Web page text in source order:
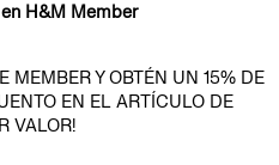
H&M Member
MEMBER Y OBTÉN UN 15% DE
EN EL ARTÍCULO DE
VALOR!